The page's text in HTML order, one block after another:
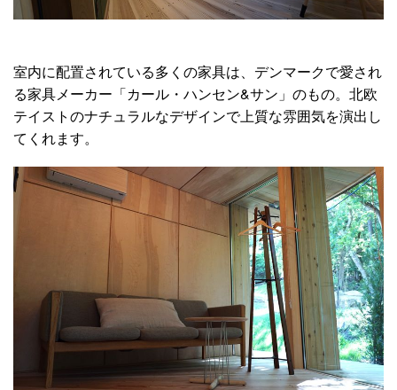
室内に配置されている多くの家具は、デンマークで愛され
る家具メーカー「カール・ハンセン&サン」のもの。北欧
テイストのナチュラルなデザインで上質な雰囲気を演出し
てくれます。